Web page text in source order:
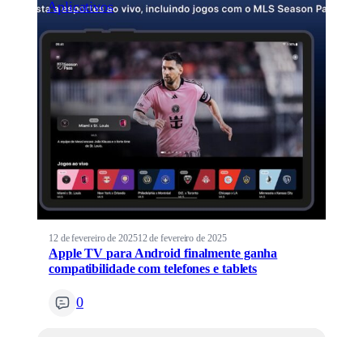
Aplicativos
12 de fevereiro de 202512 de fevereiro de 2025
Apple TV para Android finalmente ganha
compatibilidade com telefones e tablets
0